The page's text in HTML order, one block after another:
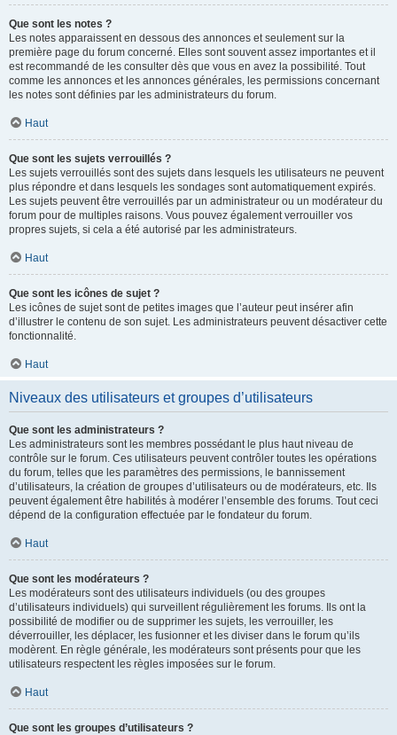
Que sont les notes ?
Les notes apparaissent en dessous des annonces et seulement sur la
première page du forum concerné. Elles sont souvent assez importantes et il
est recommandé de les consulter dès que vous en avez la possibilité. Tout
comme les annonces et les annonces générales, les permissions concernant
les notes sont définies par les administrateurs du forum.
Haut
Que sont les sujets verrouillés ?
Les sujets verrouillés sont des sujets dans lesquels les utilisateurs ne peuvent
plus répondre et dans lesquels les sondages sont automatiquement expirés.
Les sujets peuvent être verrouillés par un administrateur ou un modérateur du
forum pour de multiples raisons. Vous pouvez également verrouiller vos
propres sujets, si cela a été autorisé par les administrateurs.
Haut
Que sont les icônes de sujet ?
Les icônes de sujet sont de petites images que l’auteur peut insérer afin
d’illustrer le contenu de son sujet. Les administrateurs peuvent désactiver cette
fonctionnalité.
Haut
Niveaux des utilisateurs et groupes d’utilisateurs
Que sont les administrateurs ?
Les administrateurs sont les membres possédant le plus haut niveau de
contrôle sur le forum. Ces utilisateurs peuvent contrôler toutes les opérations
du forum, telles que les paramètres des permissions, le bannissement
d’utilisateurs, la création de groupes d’utilisateurs ou de modérateurs, etc. Ils
peuvent également être habilités à modérer l’ensemble des forums. Tout ceci
dépend de la configuration effectuée par le fondateur du forum.
Haut
Que sont les modérateurs ?
Les modérateurs sont des utilisateurs individuels (ou des groupes
d’utilisateurs individuels) qui surveillent régulièrement les forums. Ils ont la
possibilité de modifier ou de supprimer les sujets, les verrouiller, les
déverrouiller, les déplacer, les fusionner et les diviser dans le forum qu’ils
modèrent. En règle générale, les modérateurs sont présents pour que les
utilisateurs respectent les règles imposées sur le forum.
Haut
Que sont les groupes d’utilisateurs ?